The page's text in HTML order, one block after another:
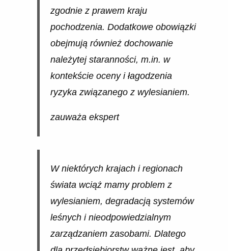
zgodnie z prawem kraju
pochodzenia. Dodatkowe obowiązki
obejmują również dochowanie
należytej staranności, m.in. w
kontekście oceny i łagodzenia
ryzyka związanego z wylesianiem.
zauważa ekspert
W niektórych krajach i regionach
świata wciąż mamy problem z
wylesianiem, degradacją systemów
leśnych i nieodpowiedzialnym
zarządzaniem zasobami. Dlatego